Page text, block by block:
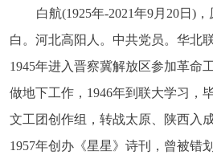
入会须知 会员管理 文
白航(1925年-2021年9月20日)，
白。河北高阳人。中共党员。华北
1945年进入晋察冀解放区参加革命
做地下工作，1946年到联大学习，
文工团创作组，转战太原、陕西入
1957年创办《星星》诗刊，曾被错